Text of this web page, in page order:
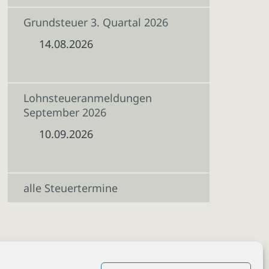
Grundsteuer 3. Quartal 2026
14.08.2026
Lohnsteueranmeldungen
September 2026
10.09.2026
alle Steuertermine